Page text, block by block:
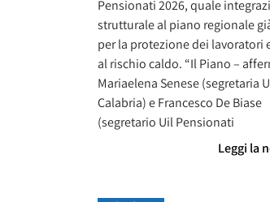
Pensionati 2026, quale
strutturale al piano regionale
per la protezione dei lavoratori
al rischio caldo. “Il Piano –
Mariaelena Senese (segretaria
Calabria) e Francesco De Biase
(segretario Uil Pensionati
Leggi la